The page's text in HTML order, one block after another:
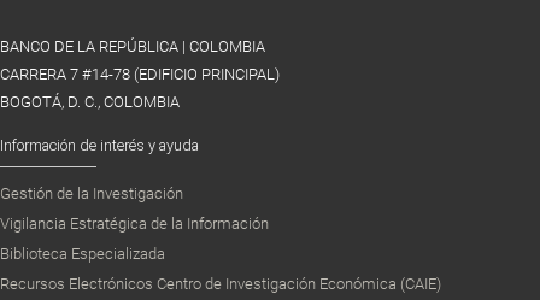
BANCO DE LA REPÚBLICA | COLOMBIA
CARRERA 7 #14-78 (EDIFICIO PRINCIPAL)
BOGOTÁ, D. C., COLOMBIA
Información de interés y ayuda
Gestión de la Investigación
Vigilancia Estratégica de la Información
Biblioteca Especializada
Recursos Electrónicos Centro de Investigación Económica (CAIE)